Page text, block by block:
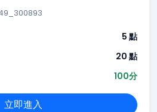
5 點
20 點
100分
立即進入